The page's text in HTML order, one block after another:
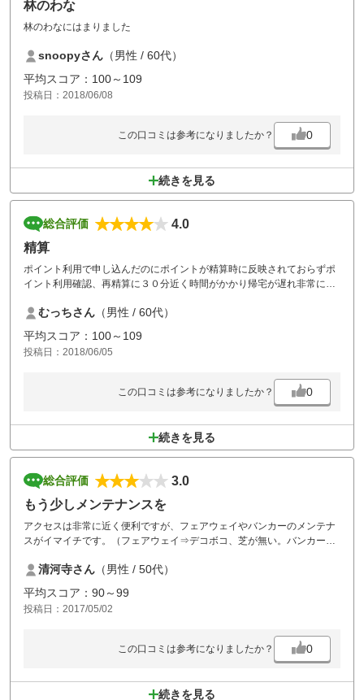
林のわな
林のわなにはまりました
snoopyさん （男性 / 60代）
平均スコア：100～109
投稿日：2018/06/08
この口コミは参考になりましたか？ 0
続きを見る
総合評価
4.0
精算
ポイント利用で申し込んだのにポイントが精算時に反映されておらずポ
イント利用確認、再精算に３０分近く時間がかかり帰宅が遅れ非常に不
むっちさん （男性 / 60代）
平均スコア：100～109
投稿日：2018/06/05
この口コミは参考になりましたか？ 0
続きを見る
総合評価
3.0
もう少しメンテナンスを
アクセスは非常に近く便利ですが、フェアウェイやバンカーのメンテナ
スがイマイチです。（フェアウェイ⇒デコボコ、芝が無い。バンカー⇒
清河寺さん （男性 / 50代）
平均スコア：90～99
投稿日：2017/05/02
この口コミは参考になりましたか？ 0
続きを見る